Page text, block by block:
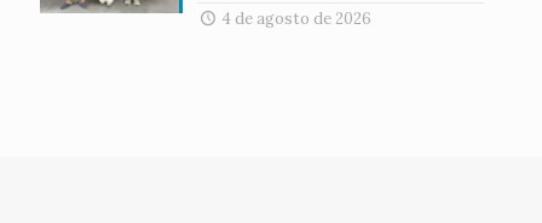
4 de agosto de 2026